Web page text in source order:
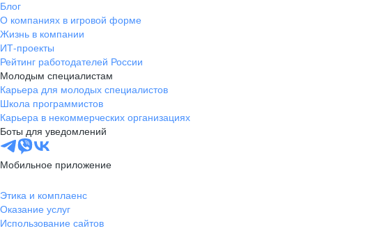
Блог
О компаниях в игровой форме
Жизнь в компании
ИТ-проекты
Рейтинг работодателей России
Молодым специалистам
Карьера для молодых специалистов
Школа программистов
Карьера в некоммерческих организациях
Боты для уведомлений
Мобильное приложение
Этика и комплаенс
Оказание услуг
Использование сайтов